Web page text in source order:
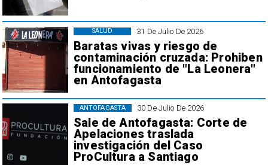
31 De Julio De 2026
Baratas vivas y riesgo de
contaminación cruzada: Prohiben
funcionamiento de "La Leonera"
en Antofagasta
SALUD
30 De Julio De 2026
Sale de Antofagasta: Corte de
Apelaciones traslada
investigación del Caso
ProCultura a Santiago
ANTOFAGASTA